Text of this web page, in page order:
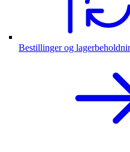
Bestillinger og